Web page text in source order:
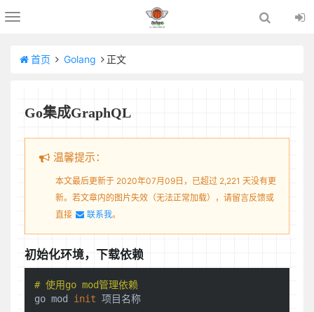
Toggle
首页 Golang 正文
Go集成GraphQL
温馨提示：
本文最后更新于 2020年07月09日，已超过 2,221 天没有更
新。若文章内的图片失效（无法正常加载），请留言反馈或
直接
联系我。
初始化环境，下载依赖
# 使用go mod管理依赖
go mod init 项目名称